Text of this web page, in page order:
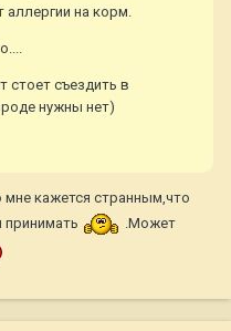
аллергии на корм.
съездить в
нужны нет)
кажется странным,что
принимать
.Может